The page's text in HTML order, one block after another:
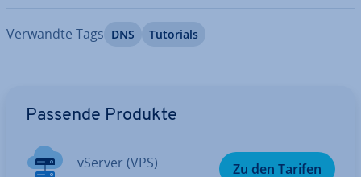
Verwandte Tags DNS Tutorials
Passende Produkte
vServer (VPS) Zu den Tarifen